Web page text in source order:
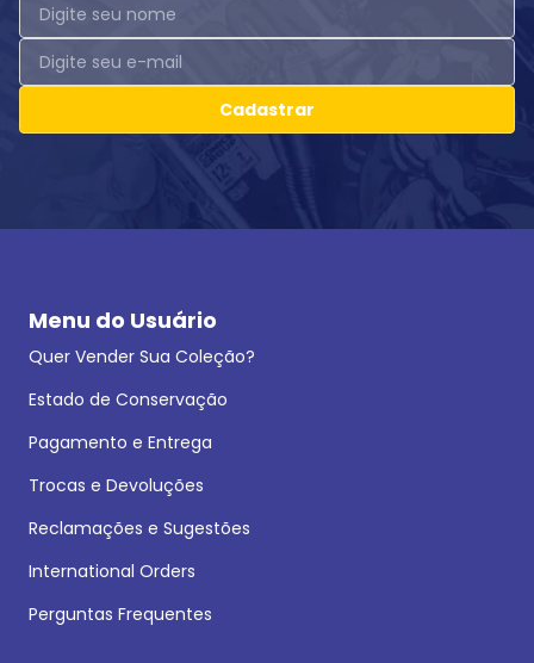
Cadastrar
Menu do Usuário
Quer Vender Sua Coleção?
Estado de Conservação
Pagamento e Entrega
Trocas e Devoluções
Reclamações e Sugestões
International Orders
Perguntas Frequentes